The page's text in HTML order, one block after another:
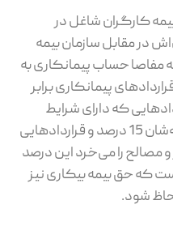
کارگران شاغل در
در مقابل سازمان بیمه
مفاصا حساب پیمانکاری به
پیمانکاری برابر
که دارای شرایط
طرح‌های عمرانی نیستند، حق بیمه‌شان 15 درصد و قراردادهایی
و مصالح را می‌خرد این درصد
که حق بیمه بیکاری نیز
شود.